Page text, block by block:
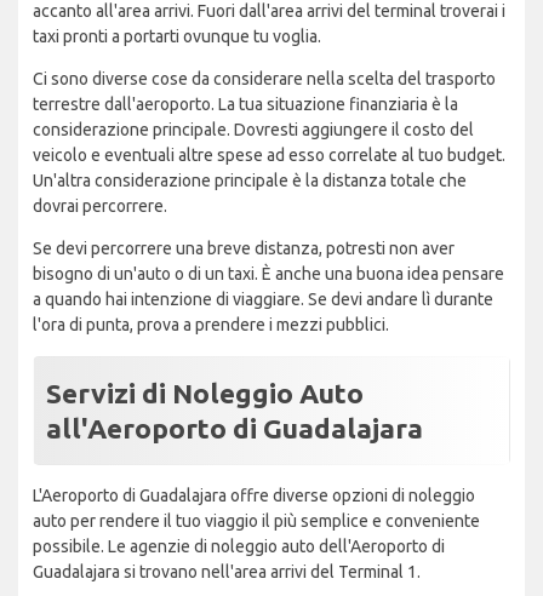
accanto all'area arrivi. Fuori dall'area arrivi del terminal troverai i
taxi pronti a portarti ovunque tu voglia.
Ci sono diverse cose da considerare nella scelta del trasporto
terrestre dall'aeroporto. La tua situazione finanziaria è la
considerazione principale. Dovresti aggiungere il costo del
veicolo e eventuali altre spese ad esso correlate al tuo budget.
Un'altra considerazione principale è la distanza totale che
dovrai percorrere.
Se devi percorrere una breve distanza, potresti non aver
bisogno di un'auto o di un taxi. È anche una buona idea pensare
a quando hai intenzione di viaggiare. Se devi andare lì durante
l'ora di punta, prova a prendere i mezzi pubblici.
Servizi di Noleggio Auto
all'Aeroporto di Guadalajara
L'Aeroporto di Guadalajara offre diverse opzioni di noleggio
auto per rendere il tuo viaggio il più semplice e conveniente
possibile. Le agenzie di noleggio auto dell'Aeroporto di
Guadalajara si trovano nell'area arrivi del Terminal 1.